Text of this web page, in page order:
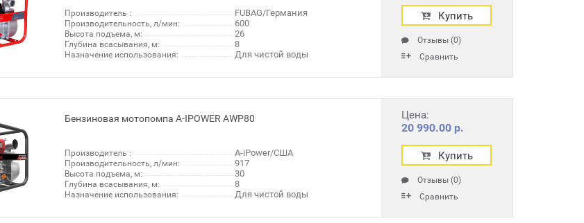
Производитель : FUBAG/Германия
Производительность, л/мин: 600
Высота подъема, м: 26
Глубина всасывания, м: 8
Назначение использования: Для чистой воды
Купить
Отзывы (0)
Сравнить
Бензиновая мотопомпа A-IPOWER AWP80
Производитель : A-iPower/США
Производительность, л/мин: 917
Высота подъема, м: 30
Глубина всасывания, м: 8
Назначение использования: Для чистой воды
Цена:
20 990.00 р.
Купить
Отзывы (0)
Сравнить